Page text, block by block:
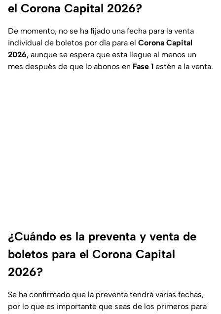
el Corona Capital 2026?
De momento, no se ha fijado una fecha para la venta
individual de boletos por día para el Corona Capital
2026, aunque se espera que esta llegue al menos un
mes después de que lo abonos en Fase 1 estén a la venta.
¿Cuándo es la preventa y venta de
boletos para el Corona Capital
2026?
Se ha confirmado que la preventa tendrá varias fechas,
por lo que es importante que seas de los primeros para